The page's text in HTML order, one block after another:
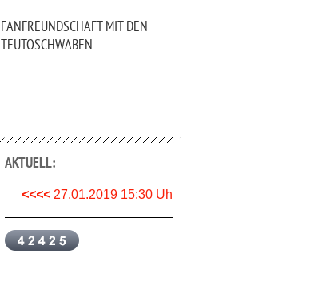
FANFREUNDSCHAFT MIT DEN
TEUTOSCHWABEN
AKTUELL:
<<<<27.01.2019 15:30 Uhr München- Stuttgart